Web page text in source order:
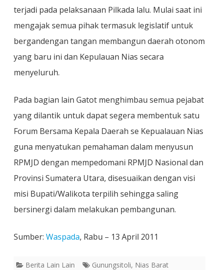
terjadi pada pelaksanaan Pilkada lalu. Mulai saat ini
mengajak semua pihak termasuk legislatif untuk
bergandengan tangan membangun daerah otonom
yang baru ini dan Kepulauan Nias secara
menyeluruh.
Pada bagian lain Gatot menghimbau semua pejabat
yang dilantik untuk dapat segera membentuk satu
Forum Bersama Kepala Daerah se Kepualauan Nias
guna menyatukan pemahaman dalam menyusun
RPMJD dengan mempedomani RPMJD Nasional dan
Provinsi Sumatera Utara, disesuaikan dengan visi
misi Bupati/Walikota terpilih sehingga saling
bersinergi dalam melakukan pembangunan.
Sumber: Waspada, Rabu – 13 April 2011
Berita Lain Lain Gunungsitoli, Nias Barat